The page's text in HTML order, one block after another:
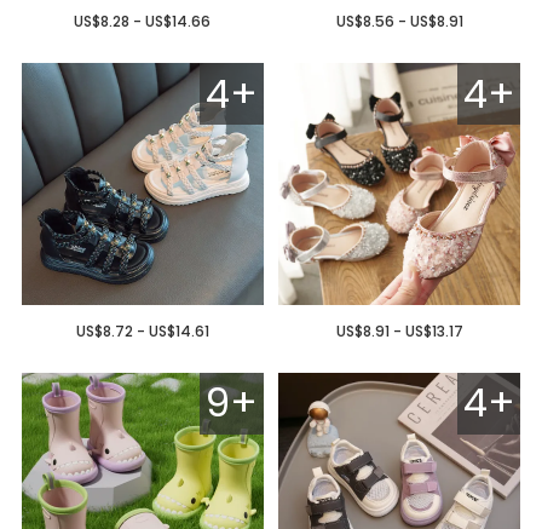
US$8.56 - US$8.91
US$8.28 - US$14.66
4+
US$8.91 - US$13.17
4+
US$8.72 - US$14.61
4+
9+